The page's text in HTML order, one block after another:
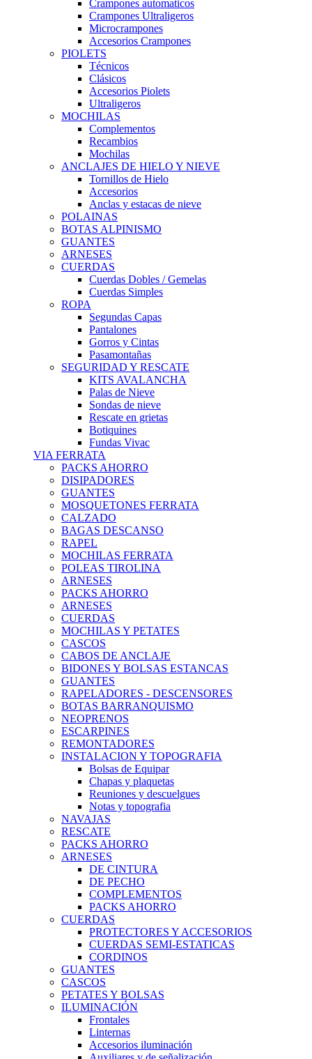
Crampones automaticos
Crampones Ultraligeros
Microcrampones
Accesorios Crampones
PIOLETS
Técnicos
Clásicos
Accesorios Piolets
Ultraligeros
MOCHILAS
Complementos
Recambios
Mochilas
ANCLAJES DE HIELO Y NIEVE
Tornillos de Hielo
Accesorios
Anclas y estacas de nieve
POLAINAS
BOTAS ALPINISMO
GUANTES
ARNESES
CUERDAS
Cuerdas Dobles / Gemelas
Cuerdas Simples
ROPA
Segundas Capas
Pantalones
Gorros y Cintas
Pasamontañas
SEGURIDAD Y RESCATE
KITS AVALANCHA
Palas de Nieve
Sondas de nieve
Rescate en grietas
Botiquines
Fundas Vivac
VIA FERRATA
PACKS AHORRO
DISIPADORES
GUANTES
MOSQUETONES FERRATA
CALZADO
BAGAS DESCANSO
RAPEL
MOCHILAS FERRATA
POLEAS TIROLINA
ARNESES
PACKS AHORRO
ARNESES
CUERDAS
MOCHILAS Y PETATES
CASCOS
CABOS DE ANCLAJE
BIDONES Y BOLSAS ESTANCAS
GUANTES
RAPELADORES - DESCENSORES
BOTAS BARRANQUISMO
NEOPRENOS
ESCARPINES
REMONTADORES
INSTALACION Y TOPOGRAFIA
Bolsas de Equipar
Chapas y plaquetas
Reuniones y descuelgues
Notas y topografia
NAVAJAS
RESCATE
PACKS AHORRO
ARNESES
DE CINTURA
DE PECHO
COMPLEMENTOS
PACKS AHORRO
CUERDAS
PROTECTORES Y ACCESORIOS
CUERDAS SEMI-ESTATICAS
CORDINOS
GUANTES
CASCOS
PETATES Y BOLSAS
ILUMINACIÓN
Frontales
Linternas
Accesorios iluminación